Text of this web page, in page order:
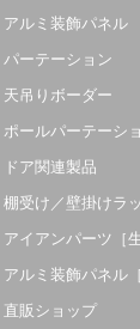
アルミ装飾パネル
パーテーション
天吊りボーダー
ポールパーテーシ
ドア関連製品
棚受け／壁掛けラ
アイアンパーツ［生
アルミ装飾パネル
直販ショップ